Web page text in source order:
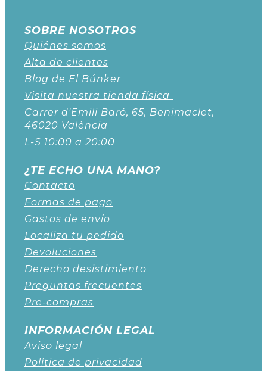
SOBRE NOSOTROS
Quiénes somos
Alta de clientes
Blog de El Búnker
Visita nuestra tienda física
Carrer d'Emili Baró, 65, Benimaclet,
46020 València
L-S 10:00 a 20:00
¿TE ECHO UNA MANO?
Contacto
Formas de pago
Gastos de envío
Localiza tu pedido
Devoluciones
Derecho desistimiento
Preguntas frecuentes
Pre-compras
INFORMACIÓN LEGAL
Aviso legal
Política de privacidad